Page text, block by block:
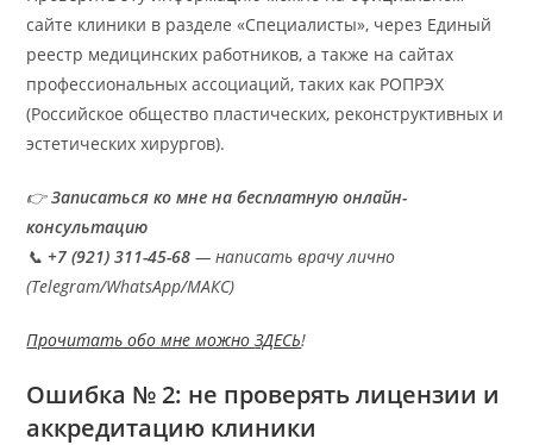
сайте клиники в разделе «Специалисты», через Единый
реестр медицинских работников, а также на сайтах
профессиональных ассоциаций, таких как РОПРЭХ
(Российское общество пластических, реконструктивных и
эстетических хирургов).
👉Записаться ко мне на бесплатную онлайн-
консультацию
📞+7 (921) 311-45-68 — написать врачу лично
(Telegram/WhatsApp/МАКС)
Прочитать обо мне можноЗДЕСЬ!
Ошибка № 2: не проверять лицензии и
аккредитацию клиники